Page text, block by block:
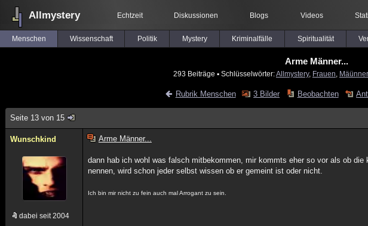
Allmystery Echtzeit Diskussionen Blogs Videos
Menschen Wissenschaft Politik Mystery Kriminalfälle Spiritualität
Arme Männer...
293 Beiträge ▪ Schlüsselwörter:Allmystery, Frauen Mäünner
Rubrik Menschen 3 Bilder Beobachten
Seite 13 von 15
Wunschkind
dabei seit 2004
Arme Männer...
dann hab ich wohl was falsch mitbekommen, mir kommts eher so vor als ob
nennen, wird schon jeder selbst wissen ob er gemeint ist oder nicht.
Ich bin mir nicht zu fein auch mal Arrogant zu sein.